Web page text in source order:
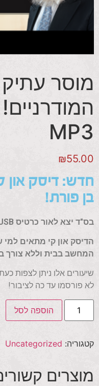
מוסר
MP3
₪55.00
חדש: דיסק און
בן פורת!
בס"ד יצא לאור כרטיס USB סדרת המוסר.
הדיסק און קי מתאים
המחשב בבית וללא צורך
לא פורסמו עד כה לציבור!
הוספה לסל
קטגוריה: Uncategorized
מוצרים